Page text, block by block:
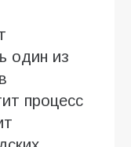
один из
процесс